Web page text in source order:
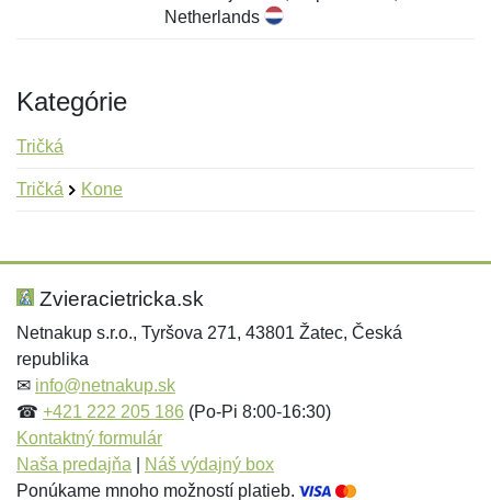
Netherlands
Kategórie
Tričká
Tričká Kone
Hodnotenie:
Meno:*
E-mail:
Meno:
E-mail:*
Správa*
Zvieracietricka.sk
Netnakup s.r.o., Tyršova 271, 43801 Žatec, Česká
republika
✉ info@netnakup.sk
☎ +421 222 205 186 (Po-Pi 8:00-16:30)
Kontaktný formulár
Naša predajňa
Náš výdajný box
Ponúkame mnoho možností platieb.